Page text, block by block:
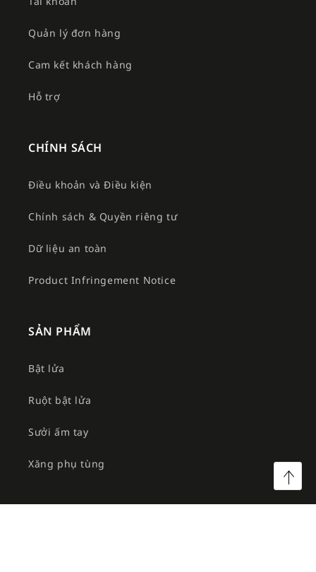
Quản lý đơn hàng
Cam kết khách hàng
Hỗ trợ
CHÍNH SÁCH
Điều khoản và Điều kiện
Chính sách & Quyền riêng tư
Dữ liệu an toàn
Product Infringement Notice
SẢN PHẨM
Bật lửa
Ruột bật lửa
Sưởi ấm tay
Xăng phụ tùng